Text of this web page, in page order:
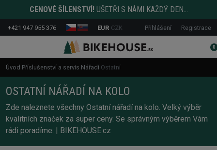
CENOVÉ ŠÍLENSTVÍ! UŠETŘI S NÁMI KAŽDÝ DEN...
+421 947 955 376 EUR CZK Přihlášení Registrace
0
Úvod Příslušenství a servis Nářadí Ostatní
OSTATNÍ NÁŘADÍ NA KOLO
Zde naleznete všechny Ostatní nářadí na kolo. Velký výběr
kvalitních značek za super ceny. Se správným výběrem Vám
rádi poradíme. | BIKEHOUSE.cz